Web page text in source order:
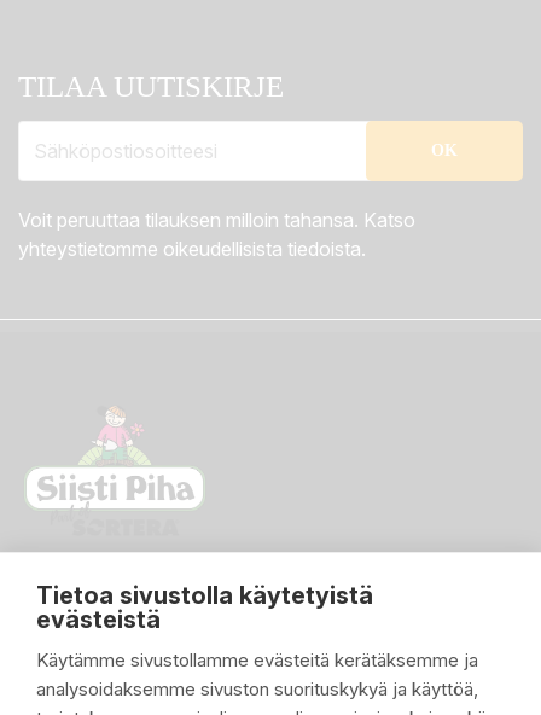
Tietoa sivustolla käytetyistä
evästeistä
Käytämme sivustollamme evästeitä kerätäksemme ja
analysoidaksemme sivuston suorituskykyä ja käyttöä,
TILAA UUTISKIRJE
Voit peruuttaa tilauksen milloin tahansa. Katso
yhteystietomme oikeudellisista tiedoista.
PIKALINKIT